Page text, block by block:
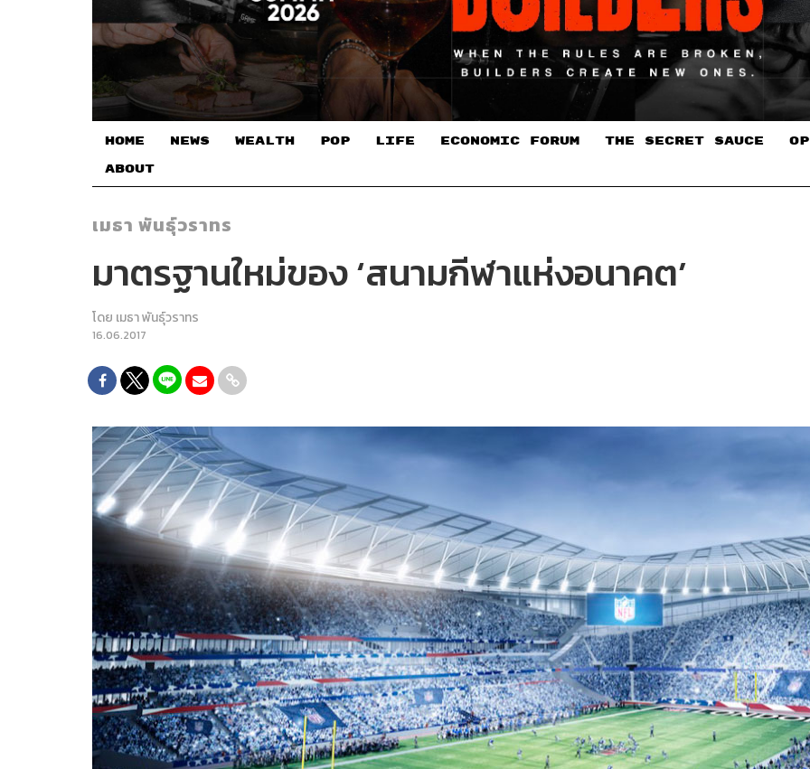
HOME NEWS WEALTH POP LIFE ECONOMIC FORUM THE SECRET SAUCE​
ABOUT
เมธา พันธุ์วราทร
มาตรฐานใหม่ของ ‘สนามกีฬาแห่งอนาคต’
โดย เมธา พันธุ์วราทร
16.06.2017